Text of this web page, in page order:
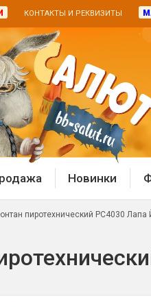
КОНТАКТЫ И РЕКВИЗИТЫ
Дневные батареи
Новинки
пиротехнический РС4030 Лапа